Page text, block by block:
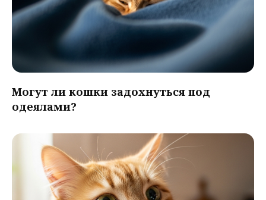
Могут ли кошки задохнуться под
одеялами?